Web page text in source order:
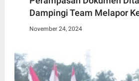
Dampingi Team Melapor
November 24, 2024